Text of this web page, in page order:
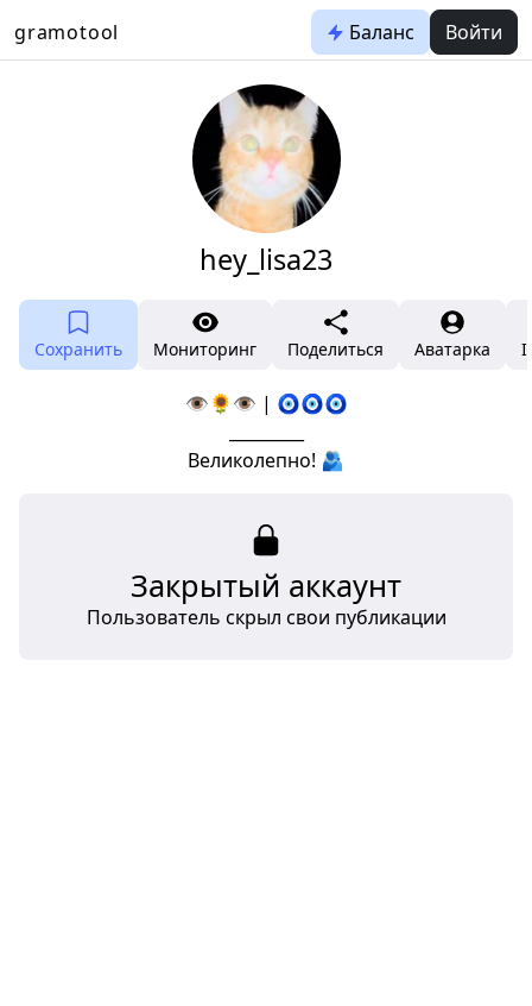
gramotool Баланс Войти
hey_lisa23
Сохранить Мониторинг Поделиться Аватарка
👁🌻👁 | 🧿🧿🧿
Великолепно! 🫂
Закрытый аккаунт
Пользователь скрыл свои публикации